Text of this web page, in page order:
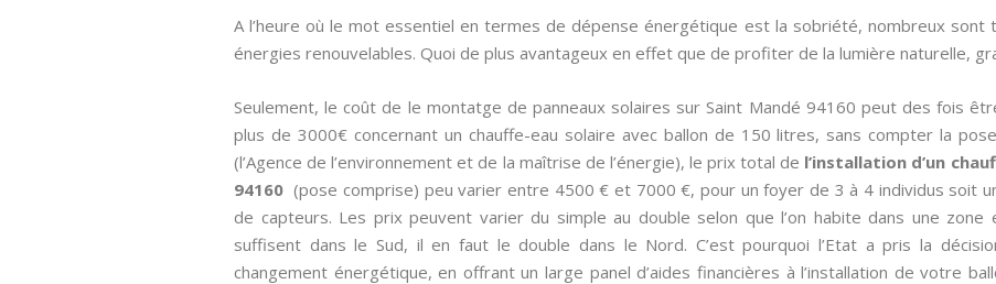
A l’heure où le mot essentiel en termes de dépense énergétique est la sobriété, nombreux sont
énergies renouvelables. Quoi de plus avantageux en effet que de profiter de la lumière naturelle,
Seulement, le coût de le montatge de panneaux solaires sur Saint Mandé 94160 peut des fois
plus de 3000€ concernant un chauffe-eau solaire avec ballon de 150 litres, sans compter la
(l’Agence de l’environnement et de la maîtrise de l’énergie), le prix total de l’installation d’un
94160 (pose comprise) peu varier entre 4500 € et 7000 €, pour un foyer de 3 à 4 individus soit
de capteurs. Les prix peuvent varier du simple au double selon que l’on habite dans une zone
suffisent dans le Sud, il en faut le double dans le Nord. C’est pourquoi l’Etat a pris la
changement énergétique, en offrant un large panel d’aides financières à l’installation de votre